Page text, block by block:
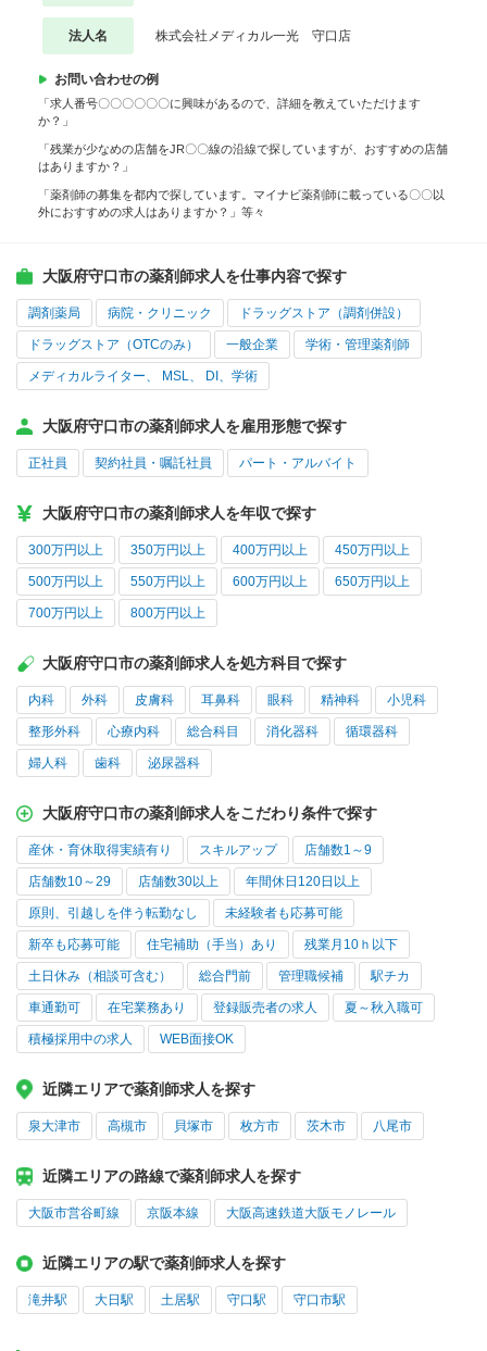
法人名 株式会社メディカル一光 守口店
お問い合わせの例
「求人番号〇〇〇〇〇〇に興味があるので、詳細を教えていただけます
か？」
「残業が少なめの店舗をJR〇〇線の沿線で探していますが、おすすめの店舗
はありますか？」
「薬剤師の募集を都内で探しています。マイナビ薬剤師に載っている〇〇以
外におすすめの求人はありますか？」等々
大阪府守口市の薬剤師求人を仕事内容で探す
調剤薬局 病院・クリニック ドラッグストア（調剤併設）
ドラッグストア（OTCのみ） 一般企業 学術・管理薬剤師
メディカルライター、 MSL、 DI、学術
大阪府守口市の薬剤師求人を雇用形態で探す
正社員 契約社員・嘱託社員 パート・アルバイト
大阪府守口市の薬剤師求人を年収で探す
300万円以上 350万円以上 400万円以上 450万円以上
500万円以上 550万円以上 600万円以上 650万円以上
700万円以上 800万円以上
大阪府守口市の薬剤師求人を処方科目で探す
内科 外科 皮膚科 耳鼻科 眼科 精神科 小児科
整形外科 心療内科 総合科目 消化器科 循環器科
婦人科 歯科 泌尿器科
大阪府守口市の薬剤師求人をこだわり条件で探す
産休・育休取得実績有り スキルアップ 店舗数1～9
店舗数10～29 店舗数30以上 年間休日120日以上
原則、引越しを伴う転勤なし 未経験者も応募可能
新卒も応募可能 住宅補助（手当）あり 残業月10ｈ以下
土日休み（相談可含む） 総合門前 管理職候補 駅チカ
車通勤可 在宅業務あり 登録販売者の求人 夏～秋入職可
積極採用中の求人 WEB面接OK
近隣エリアで薬剤師求人を探す
泉大津市 高槻市 貝塚市 枚方市 茨木市 八尾市
近隣エリアの路線で薬剤師求人を探す
大阪市営谷町線 京阪本線 大阪高速鉄道大阪モノレール
近隣エリアの駅で薬剤師求人を探す
滝井駅 大日駅 土居駅 守口駅 守口市駅